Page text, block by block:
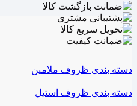
دسته بندی ظروف ملامین
دسته بندی ظروف استیل